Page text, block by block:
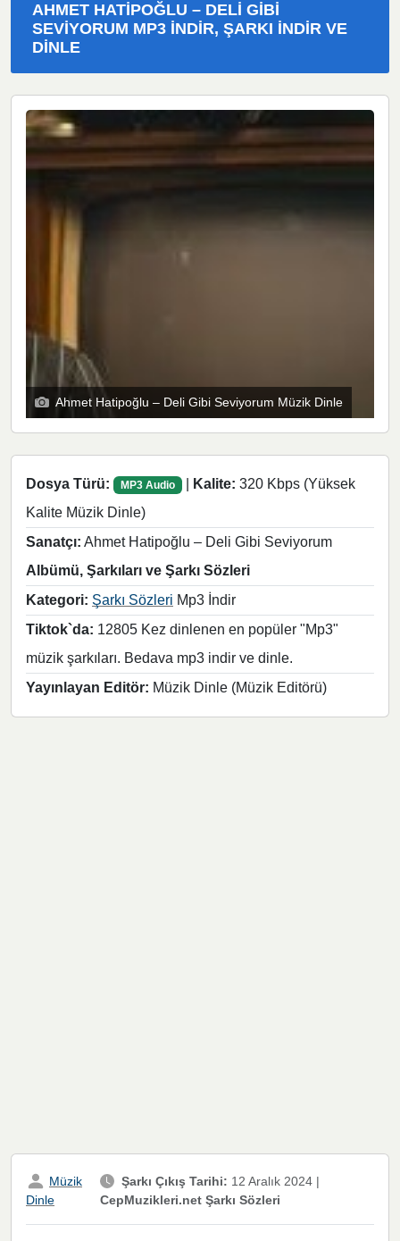
AHMET HATIPOĞLU – DELI GIBI
SEVIYORUM MP3 İNDIR, ŞARKI İNDIR VE
DINLE
Ahmet Hatipoğlu – Deli Gibi Seviyorum Müzik Dinle
Dosya Türü: MP3 Audio | Kalite: 320 Kbps (Yüksek
Kalite Müzik Dinle)
Sanatçı: Ahmet Hatipoğlu – Deli Gibi Seviyorum
Albümü, Şarkıları ve Şarkı Sözleri
Kategori: Şarkı Sözleri Mp3 İndir
Tiktok`da: 12805 Kez dinlenen en popüler "Mp3"
müzik şarkıları. Bedava mp3 indir ve dinle.
Yayınlayan Editör: Müzik Dinle (Müzik Editörü)
Müzik
Dinle
Şarkı Çıkış Tarihi: 12 Aralık 2024 |
CepMuzikleri.net Şarkı Sözleri